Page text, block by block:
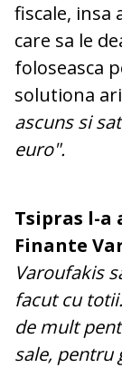
fiscale, insa
care sa le
foloseasca
solutiona
ascuns si
euro".
Tsipras l-
Finante
Varoufakis
facut cu
de mult
sale, pentru